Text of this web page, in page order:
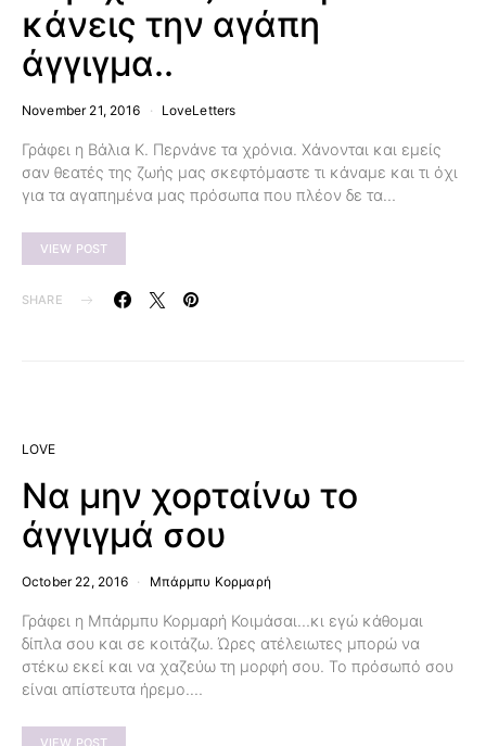
κάνεις την αγάπη
άγγιγμα..
November 21, 2016 LoveLetters
Γράφει η Βάλια Κ. Περνάνε τα χρόνια. Χάνονται και εμείς
σαν θεατές της ζωής μας σκεφτόμαστε τι κάναμε και τι όχι
για τα αγαπημένα μας πρόσωπα που πλέον δε τα…
VIEW POST
SHARE
LOVE
Να μην χορταίνω το
άγγιγμά σου
October 22, 2016 Μπάρμπυ Κορμαρή
Γράφει η Μπάρμπυ Κορμαρή Κοιμάσαι…κι εγώ κάθομαι
δίπλα σου και σε κοιτάζω. Ώρες ατέλειωτες μπορώ να
στέκω εκεί και να χαζεύω τη μορφή σου. Το πρόσωπό σου
είναι απίστευτα ήρεμο.…
VIEW POST